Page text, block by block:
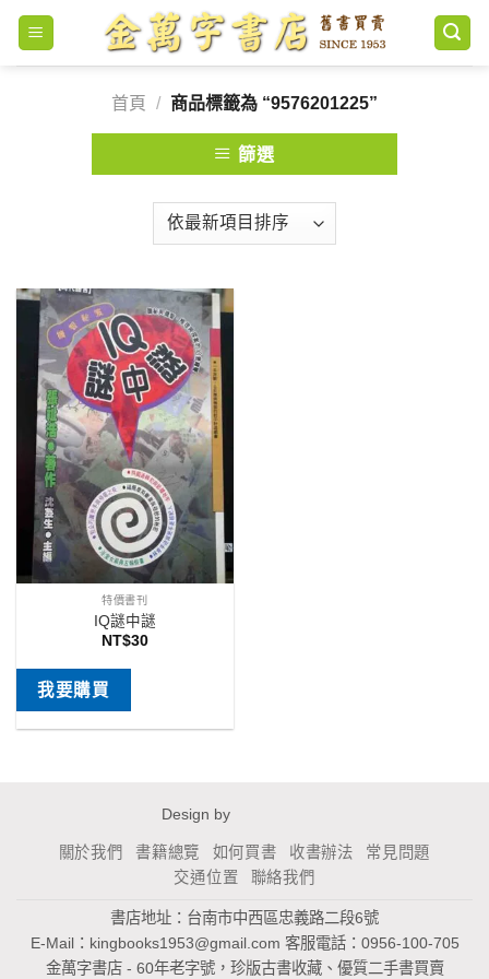
Skip
content
首頁
/ 商品標籤為 “9576201225”
篩選
特價書刊
IQ謎中謎
NT$30
我要購買
Design by
關於我們 書籍總覽 如何買書 收書辦法
常見問題
交通位置
聯絡我們
書店地址：台南市中西區忠義路二段6號
E-Mail： kingbooks1953@gmail.com 客服電話：0956-100-705
金萬字書店 - 60年老字號，珍版古書收藏、優質二手書買賣